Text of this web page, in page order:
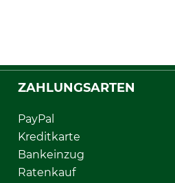
ZAHLUNGSARTEN
PayPal
Kreditkarte
Bankeinzug
Ratenkauf